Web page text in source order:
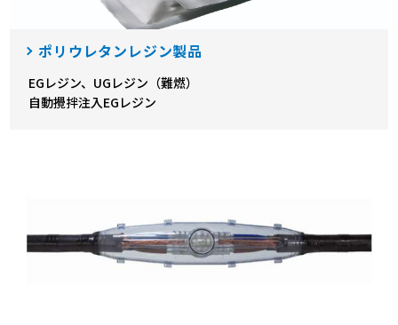
ポリウレタンレジン製品
EGレジン、UGレジン（難燃）
自動攪拌注入EGレジン